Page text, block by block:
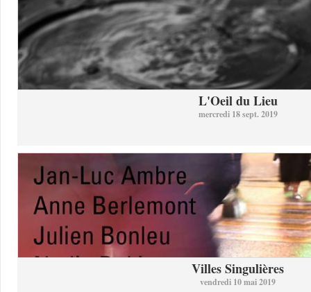
L'Oeil du Lieu
mercredi 18 sept. 2019
Villes Singulières
vendredi 10 mai 2019